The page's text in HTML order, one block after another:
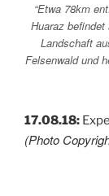
“Etwa 78km
Huaraz
Landschaft
Felsenwald und
17.08.18:
(Photo